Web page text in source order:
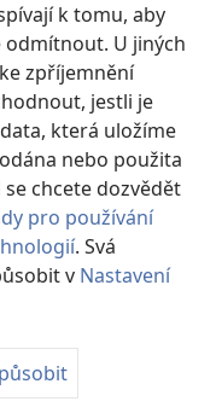
k tomu, aby
odmítnout. U jiných
zpříjemnění
jestli je
která uložíme
nebo použita
chcete dozvědět
pro používání
. Svá
v Nastavení
Society of Pennsylvania.